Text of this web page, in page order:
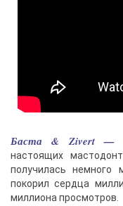
Баста & Zivert —
настоящих
получилась немного
покорил сердца
миллиона просмотров.